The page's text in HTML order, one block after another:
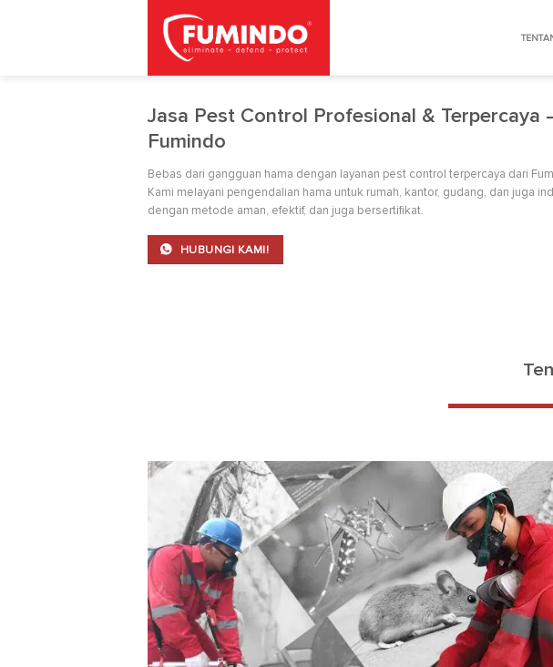
Jasa Pest Control Profesional & Terpercaya
Fumindo
Bebas dari gangguan hama dengan layanan pest control terpercaya dari
Kami melayani pengendalian hama untuk rumah, kantor, gudang, dan juga
dengan metode aman, efektif, dan juga bersertifikat.
HUBUNGI KAMI!